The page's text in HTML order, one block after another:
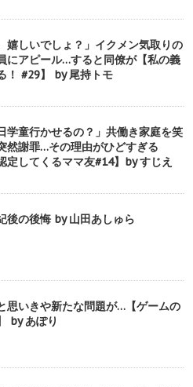
嬉しいでしょ？」イクメン気取りの
にアピール…すると同僚が【私の義
！ #29】 by 尾持トモ
学童行かせるの？」共働き家庭を笑
然謝罪…その理由がひどすぎる
定してくるママ友#14】by すじえ
後の後悔 by 山田あしゅら
思いきや新たな問題が…【ゲームの
by あぽり